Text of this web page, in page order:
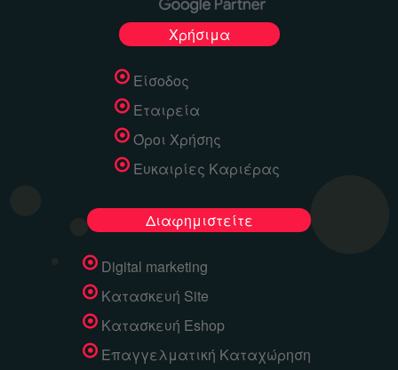
Χρήσιμα
Είσοδος
Εταιρεία
Όροι Χρήσης
Ευκαιρίες Καριέρας
Διαφημιστείτε
Digital marketing
Κατασκευή Site
Κατασκευή Eshop
Επαγγελματική Καταχώρηση